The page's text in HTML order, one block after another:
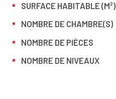
SURFACE HABITABLE (M²)
NOMBRE DE CHAMBRE(S)
NOMBRE DE PIÈCES
NOMBRE DE NIVEAUX